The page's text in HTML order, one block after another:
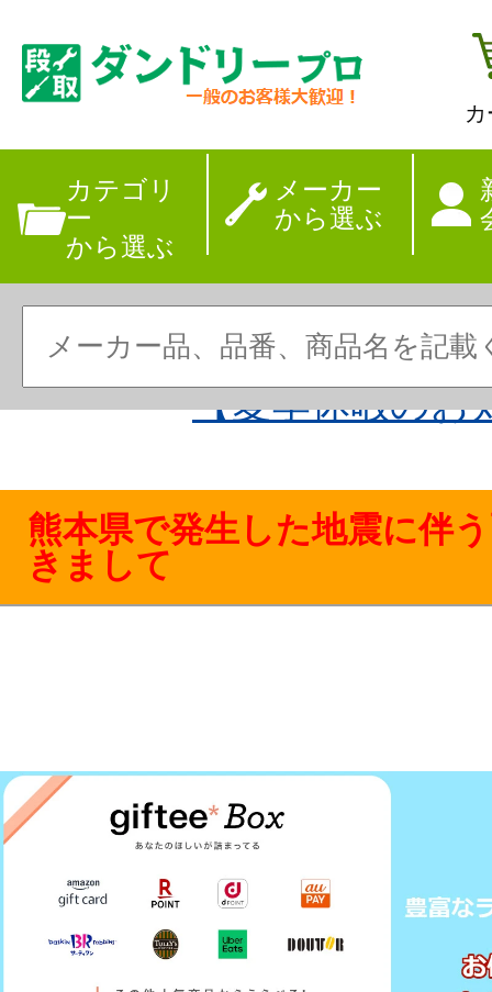
カテゴリ
ー
から選ぶ
メーカー
から選ぶ
【夏季休暇のお
熊本県で発生した地震に伴
きまして